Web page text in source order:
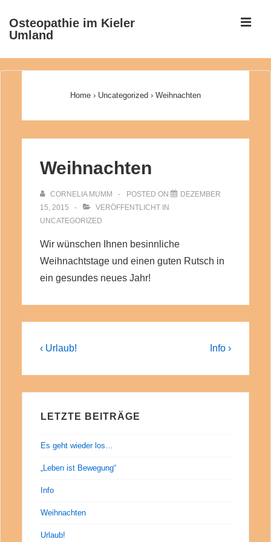
Zum
Inhalt
Osteopathie im Kieler
Umland
Main
NavigationHome › Uncategorized › Weihnachten
Weihnachten
CORNELIA MUMM POSTED ON
DEZEMBER
15, 2015
VERÖFFENTLICHT IN
UNCATEGORIZED
Wir wünschen Ihnen besinnliche
Weihnachtstage und einen guten Rutsch in
ein gesundes neues Jahr!
Beitragsnavigation
Previous
‹ Urlaub!
Next
Info ›
LETZTE BEITRÄGE
Es geht wieder los…
„Leben ist Bewegung“
Info
Weihnachten
Urlaub!